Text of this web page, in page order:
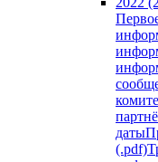
даты
(.pdf)